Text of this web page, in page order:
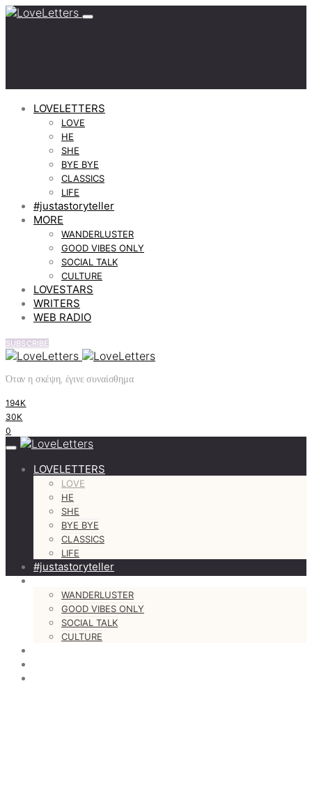
LOVELETTERS
LOVE
HE
SHE
BYE BYE
CLASSICS
LIFE
#justastoryteller
MORE
WANDERLUSTER
GOOD VIBES ONLY
SOCIAL TALK
CULTURE
LOVESTARS
WRITERS
WEB RADIO
SUBSCRIBE
Όταν η σκέψη, έγινε συναίσθημα
194K
30K
0
LOVELETTERS
LOVE
HE
SHE
BYE BYE
CLASSICS
LIFE
#justastoryteller
MORE
WANDERLUSTER
GOOD VIBES ONLY
SOCIAL TALK
CULTURE